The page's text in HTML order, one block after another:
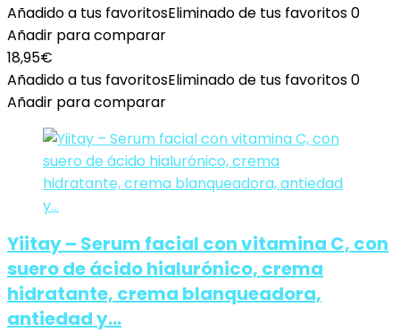
Añadido a tus favoritosEliminado de tus favoritos0
Añadir para comparar
18,95€
Añadido a tus favoritosEliminado de tus favoritos0
Añadir para comparar
Yiitay – Serum facial con vitamina C, con
suero de ácido hialurónico, crema
hidratante, crema blanqueadora,
antiedad y…